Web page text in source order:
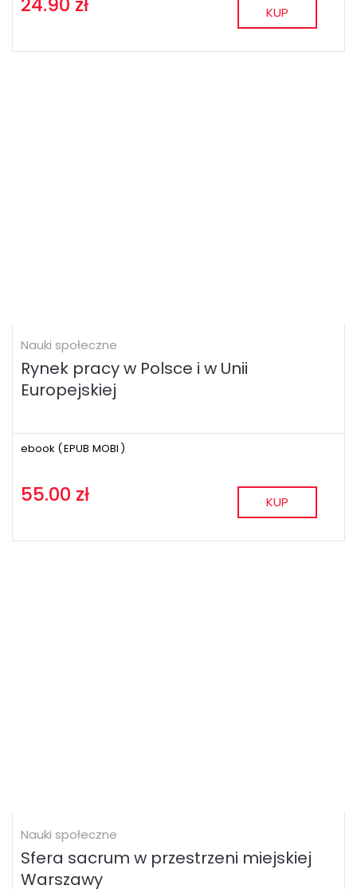
KUP
Nauki społeczne
Rynek pracy w Polsce i w Unii
Europejskiej
ebook (EPUB MOBI )
55.00 zł KUP
Nauki społeczne
Sfera sacrum w przestrzeni miejskiej
Warszawy